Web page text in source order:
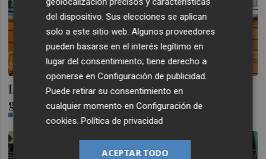
La primavera incentiva el turismo y el
gasto e impulsa las escapadas urbanas
del dispositivo. Sus elecciones se aplican
solo a este sitio web. Algunos proveedores
pueden basarse en el interés legítimo en
lugar del consentimiento; tiene derecho a
oponerse enConfiguración de publicidad.
Puede retirar su consentimiento en
cualquier momento enConfiguración de
cookies.Política de privacidad
ACEPTAR TODO